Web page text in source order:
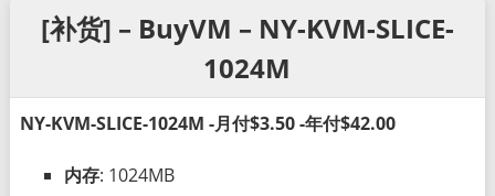
[补货] – BuyVM – NY-KVM-SLICE-
1024M
NY-KVM-SLICE-1024M -月付$3.50 -年付$42.00
内存: 1024MB